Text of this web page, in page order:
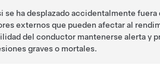
ha desplazado accidentalmente fuera
externos que pueden afectar al
del conductor mantenerse alerta y
graves o mortales.